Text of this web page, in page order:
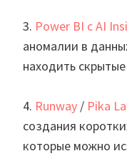
3. Power BI с AI
аномалии в
находить
4. Runway / Pika
создания
которые можно